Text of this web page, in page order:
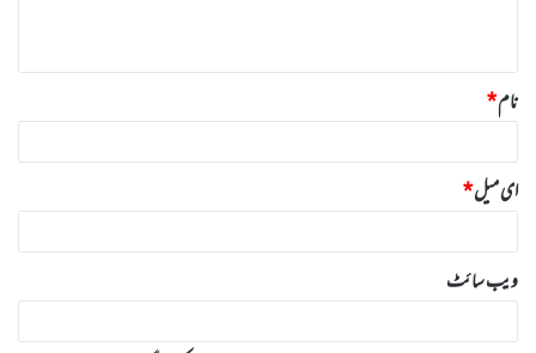
نام*
ای میل*
ویب‌ سائٹ